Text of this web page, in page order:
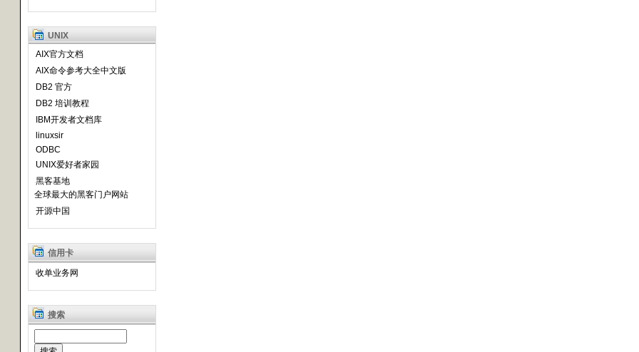
UNIX
AIX官方文档
AIX命令参考大全中文版
DB2 官方
DB2 培训教程
IBM开发者文档库
linuxsir
ODBC
UNIX爱好者家园
黑客基地
全球最大的黑客门户网站
开源中国
信用卡
收单业务网
搜索